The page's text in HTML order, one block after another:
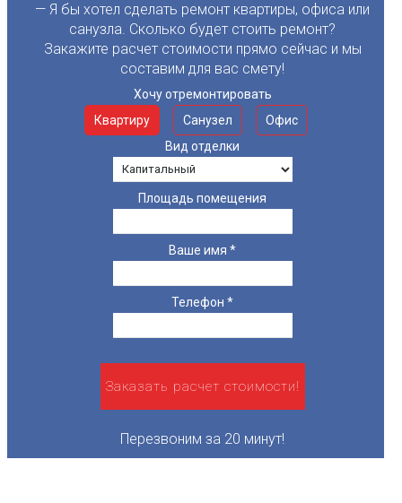
— Я бы хотел сделать ремонт квартиры, офиса или
санузла. Сколько будет стоить ремонт?
Закажите расчет стоимости прямо сейчас и мы
составим для вас смету!
Хочу отремонтировать
Квартиру
Санузел
Офис
Вид отделки
Площадь помещения
Ваше имя *
Телефон *
Перезвоним за 20 минут!